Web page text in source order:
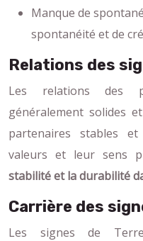
Manque de
spontanéité et de
Relations des
Les relations des
généralement solides
partenaires stables
valeurs et leur sens
stabilité et la durabilité
Carrière des
Les signes de